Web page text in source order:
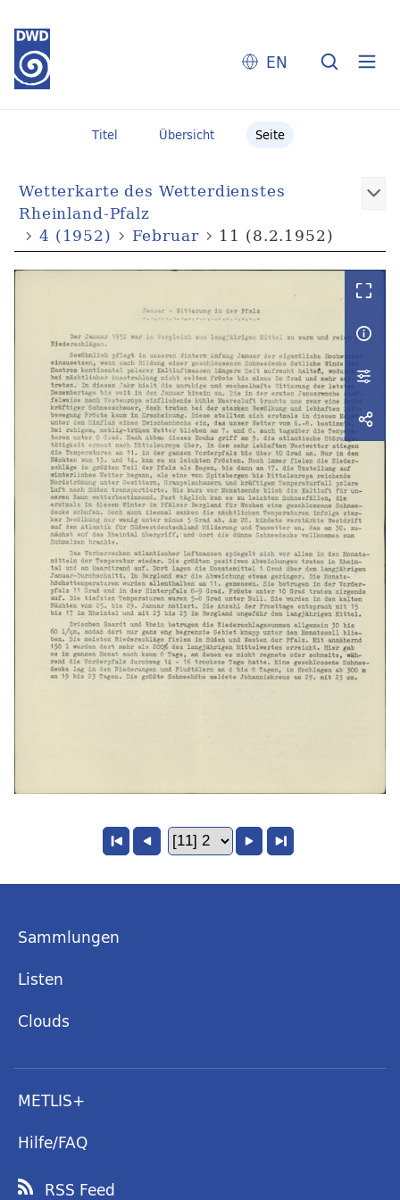
EN
Titel Übersicht Seite
Wetterkarte des Wetterdienstes
Rheinland-Pfalz
4 (1952)
Februar 11 (8.2.1952)
Sammlungen
Listen
Clouds
METLIS+
Hilfe/FAQ
RSS Feed